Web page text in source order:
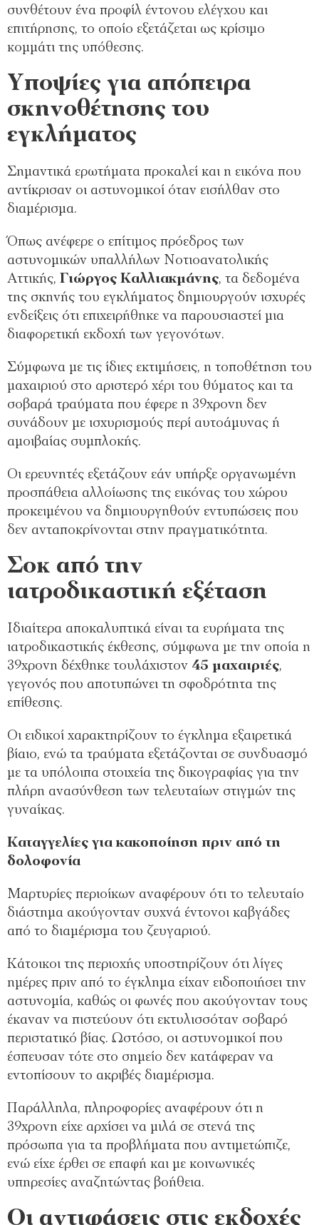
συνθέτουν ένα προφίλ έντονου ελέγχου και
επιτήρησης, το οποίο εξετάζεται ως κρίσιμο
κομμάτι της υπόθεσης.
Υποψίες για απόπειρα
σκηνοθέτησης του
εγκλήματος
Σημαντικά ερωτήματα προκαλεί και η εικόνα που
αντίκρισαν οι αστυνομικοί όταν εισήλθαν στο
διαμέρισμα.
Όπως ανέφερε ο επίτιμος πρόεδρος των
αστυνομικών υπαλλήλων Νοτιοανατολικής
Αττικής, Γιώργος Καλλιακμάνης, τα δεδομένα
της σκηνής του εγκλήματος δημιουργούν ισχυρές
ενδείξεις ότι επιχειρήθηκε να παρουσιαστεί μια
διαφορετική εκδοχή των γεγονότων.
Σύμφωνα με τις ίδιες εκτιμήσεις, η τοποθέτηση του
μαχαιριού στο αριστερό χέρι του θύματος και τα
σοβαρά τραύματα που έφερε η 39χρονη δεν
συνάδουν με ισχυρισμούς περί αυτοάμυνας ή
αμοιβαίας συμπλοκής.
Οι ερευνητές εξετάζουν εάν υπήρξε οργανωμένη
προσπάθεια αλλοίωσης της εικόνας του χώρου
προκειμένου να δημιουργηθούν εντυπώσεις που
δεν ανταποκρίνονται στην πραγματικότητα.
Σοκ από την
ιατροδικαστική εξέταση
Ιδιαίτερα αποκαλυπτικά είναι τα ευρήματα της
ιατροδικαστικής έκθεσης, σύμφωνα με την οποία η
39χρονη δέχθηκε τουλάχιστον 45 μαχαιριές,
γεγονός που αποτυπώνει τη σφοδρότητα της
επίθεσης.
Οι ειδικοί χαρακτηρίζουν το έγκλημα εξαιρετικά
βίαιο, ενώ τα τραύματα εξετάζονται σε συνδυασμό
με τα υπόλοιπα στοιχεία της δικογραφίας για την
πλήρη ανασύνθεση των τελευταίων στιγμών της
γυναίκας.
Καταγγελίες για κακοποίηση πριν από τη
δολοφονία
Μαρτυρίες περιοίκων αναφέρουν ότι το τελευταίο
διάστημα ακούγονταν συχνά έντονοι καβγάδες
από το διαμέρισμα του ζευγαριού.
Κάτοικοι της περιοχής υποστηρίζουν ότι λίγες
ημέρες πριν από το έγκλημα είχαν ειδοποιήσει την
αστυνομία, καθώς οι φωνές που ακούγονταν τους
έκαναν να πιστεύουν ότι εκτυλισσόταν σοβαρό
περιστατικό βίας. Ωστόσο, οι αστυνομικοί που
έσπευσαν τότε στο σημείο δεν κατάφεραν να
εντοπίσουν το ακριβές διαμέρισμα.
Παράλληλα, πληροφορίες αναφέρουν ότι η
39χρονη είχε αρχίσει να μιλά σε στενά της
πρόσωπα για τα προβλήματα που αντιμετώπιζε,
ενώ είχε έρθει σε επαφή και με κοινωνικές
υπηρεσίες αναζητώντας βοήθεια.
Οι αντιφάσεις στις εκδοχές